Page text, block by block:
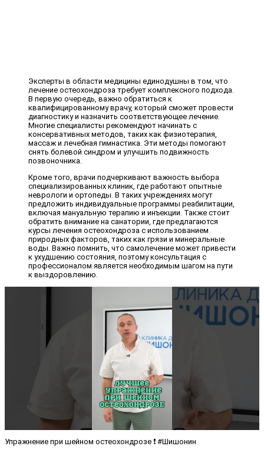
Эксперты в области медицины единодушны в том, что
лечение остеохондроза требует комплексного подхода.
В первую очередь, важно обратиться к
квалифицированному врачу, который сможет провести
диагностику и назначить соответствующее лечение.
Многие специалисты рекомендуют начинать с
консервативных методов, таких как физиотерапия,
массаж и лечебная гимнастика. Эти методы помогают
снять болевой синдром и улучшить подвижность
позвоночника.
Кроме того, врачи подчеркивают важность выбора
специализированных клиник, где работают опытные
неврологи и ортопеды. В таких учреждениях могут
предложить индивидуальные программы реабилитации,
включая мануальную терапию и инъекции. Также стоит
обратить внимание на санатории, где предлагаются
курсы лечения остеохондроза с использованием
природных факторов, таких как грязи и минеральные
воды. Важно помнить, что самолечение может привести
к ухудшению состояния, поэтому консультация с
профессионалом является необходимым шагом на пути
к выздоровлению.
Упражнение при шейном остеохондрозе ❗️ #Шишонин